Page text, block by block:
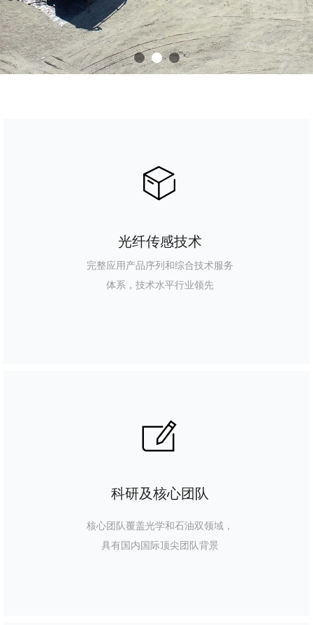
光纤传感技术
完整应用产品序列和综合技术服务
体系，技术水平行业领先
ꁦ
科研及核心团队
核心团队覆盖光学和石油双领域，
具有国内国际顶尖团队背景
ꂐ